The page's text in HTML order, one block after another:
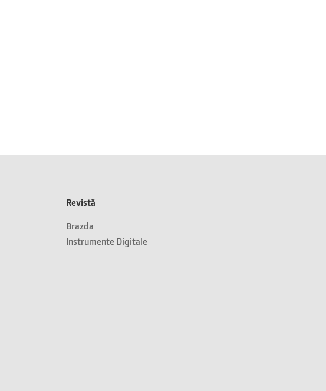
Revistă
Brazda
Instrumente Digitale